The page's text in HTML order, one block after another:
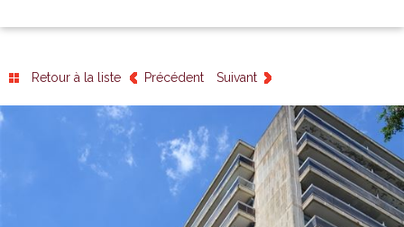
Retour à la liste Précédent Suivant